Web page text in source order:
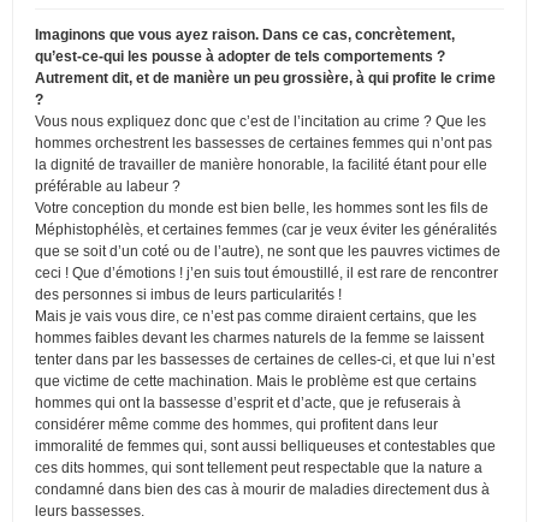
Imaginons que vous ayez raison. Dans ce cas, concrètement,
qu’est-ce-qui les pousse à adopter de tels comportements ?
Autrement dit, et de manière un peu grossière, à qui profite le crime
?
Vous nous expliquez donc que c’est de l’incitation au crime ? Que les
hommes orchestrent les bassesses de certaines femmes qui n’ont pas
la dignité de travailler de manière honorable, la facilité étant pour elle
préférable au labeur ?
Votre conception du monde est bien belle, les hommes sont les fils de
Méphistophélès, et certaines femmes (car je veux éviter les généralités
que se soit d’un coté ou de l’autre), ne sont que les pauvres victimes de
ceci ! Que d’émotions ! j’en suis tout émoustillé, il est rare de rencontrer
des personnes si imbus de leurs particularités !
Mais je vais vous dire, ce n’est pas comme diraient certains, que les
hommes faibles devant les charmes naturels de la femme se laissent
tenter dans par les bassesses de certaines de celles-ci, et que lui n’est
que victime de cette machination. Mais le problème est que certains
hommes qui ont la bassesse d’esprit et d’acte, que je refuserais à
considérer même comme des hommes, qui profitent dans leur
immoralité de femmes qui, sont aussi belliqueuses et contestables que
ces dits hommes, qui sont tellement peut respectable que la nature a
condamné dans bien des cas à mourir de maladies directement dus à
leurs bassesses.